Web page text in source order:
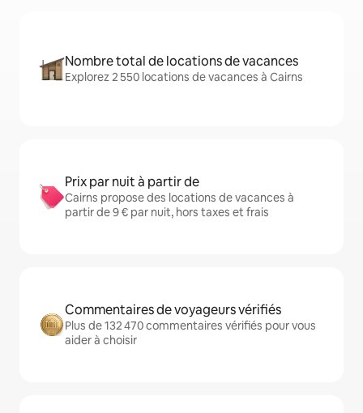
Nombre total de locations de vacances
Explorez 2 550 locations de vacances à Cairns
Prix par nuit à partir de
Cairns propose des locations de vacances à
partir de 9 € par nuit, hors taxes et frais
Commentaires de voyageurs vérifiés
Plus de 132 470 commentaires vérifiés pour vous
aider à choisir